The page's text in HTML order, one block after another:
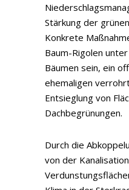
Stärkung der
Konkrete
Baum-Rigolen
Bäumen sein, ein
ehemaligen
Entsieglung von
Dachbegrünungen.
Durch die
von der